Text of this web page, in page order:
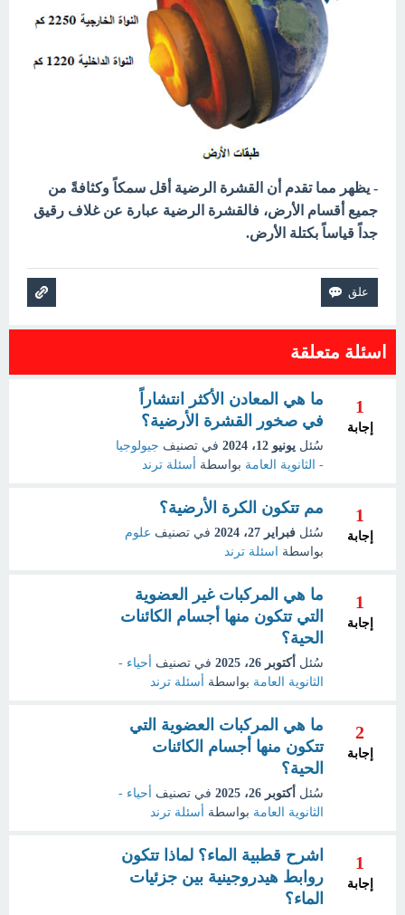
- يظهر مما تقدم أن القشرة الرضية أقل سمكاً وكثافةً من
جميع أقسام الأرض، فالقشرة الرضية عبارة عن غلاف رقيق
جداً قياساً بكتلة الأرض.
اسئلة متعلقة
1
إجابة
ما هي المعادن الأكثر انتشاراً
في صخور القشرة الأرضية؟
سُئل يونيو 12، 2024 في تصنيف جيولوجيا
- الثانوية العامة بواسطة أسئلة ترند
1
إجابة
مم تتكون الكرة الأرضية؟
سُئل فبراير 27، 2024 في تصنيف علوم
بواسطة
اسئلة ترند
1
إجابة
ما هي المركبات غير العضوية
التي تتكون منها أجسام الكائنات
الحية؟
سُئل أكتوبر 26، 2025 في تصنيف
أحياء -
الثانوية العامة بواسطة أسئلة ترند
2
إجابة
ما هي المركبات العضوية التي
تتكون منها أجسام الكائنات
الحية؟
سُئل أكتوبر 26، 2025 في تصنيف
أحياء -
الثانوية العامة بواسطة أسئلة ترند
1
إجابة
اشرح قطبية الماء؟ لماذا تتكون
روابط هيدروجينية بين جزئيات
الماء؟